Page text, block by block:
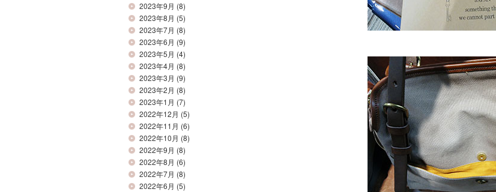
2023年9月 (8)
2023年8月 (5)
2023年7月 (8)
2023年6月 (9)
2023年5月 (4)
2023年4月 (8)
2023年3月 (9)
2023年2月 (8)
2023年1月 (7)
2022年12月 (5)
2022年11月 (6)
2022年10月 (8)
2022年9月 (8)
2022年8月 (6)
2022年7月 (8)
2022年6月 (5)